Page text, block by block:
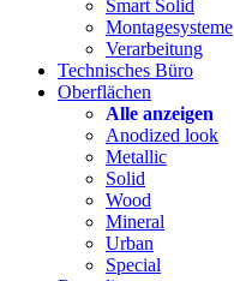
Smart Solid
Montagesysteme
Verarbeitung
Technisches Büro
Oberflächen
Alle anzeigen
Anodized look
Metallic
Solid
Wood
Mineral
Urban
Special